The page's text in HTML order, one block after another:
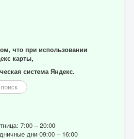
что при использовании
карты,
система Яндекс.
7:00 – 20:00
дни 09:00 – 16:00